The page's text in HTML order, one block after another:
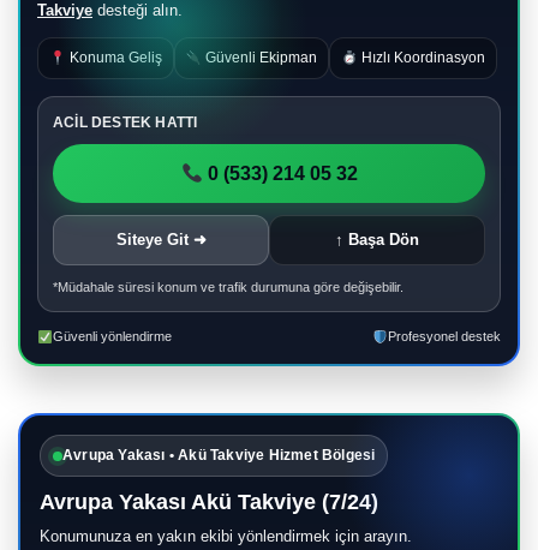
Takviye desteği alın.
Konuma Geliş Güvenli Ekipman Hızlı Koordinasyon
ACİL DESTEK HATTI
0 (533) 214 05 32
Siteye Git ➜ ↑ Başa Dön
*Müdahale süresi konum ve trafik durumuna göre değişebilir.
Güvenli yönlendirme Profesyonel destek
Avrupa Yakası • Akü Takviye Hizmet Bölgesi
Avrupa Yakası Akü Takviye (7/24)
Konumunuza en yakın ekibi yönlendirmek için arayın.